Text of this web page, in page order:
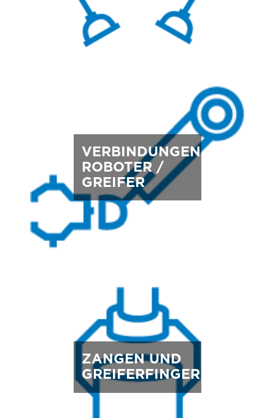
VERBINDUNGEN
ROBOTER /
GREIFER
ZANGEN UND
GREIFERFINGER